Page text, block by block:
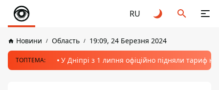
RU
Новини Область 19:09, 24 Березня 2024
ТОПТЕМА: У Дніпрі з 1 липня офіційно підняли тариф